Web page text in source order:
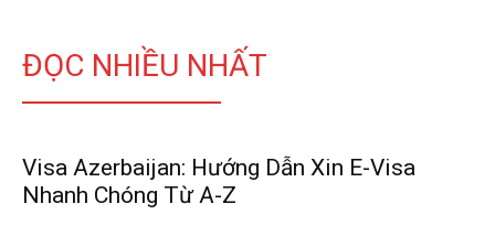
ĐỌC NHIỀU NHẤT
Visa Azerbaijan: Hướng Dẫn Xin E-Visa
Nhanh Chóng Từ A-Z